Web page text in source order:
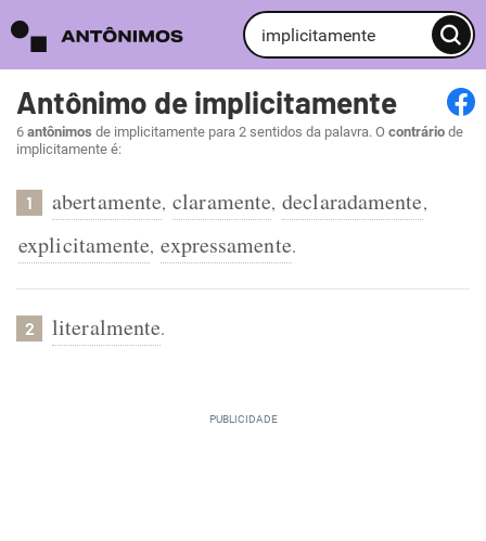
Antônimo de implicitamente
6 antônimos de implicitamente para 2 sentidos da palavra. O contrário de
implicitamente é:
1 abertamente, claramente, declaradamente,
explicitamente, expressamente.
2 literalmente.